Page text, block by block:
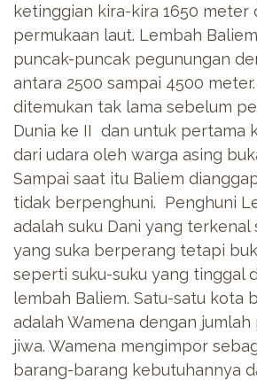
ketinggian kira-kira 1650 meter
permukaan laut. Lembah
puncak-puncak pegunungan
antara 2500 sampai 4500 meter.
ditemukan tak lama sebelum
Dunia ke II dan untuk pertama
dari udara oleh warga asing
Sampai saat itu Baliem
tidak berpenghuni. Penghuni
adalah suku Dani yang terkenal
yang suka berperang tetapi
seperti suku-suku yang tinggal
lembah Baliem. Satu-satu kota
adalah Wamena dengan jumlah
jiwa. Wamena mengimpor
barang-barang kebutuhannya